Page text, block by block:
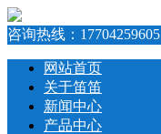
咨询热线： 17704259605
网站首页
关于笛笛
新闻中心
产品中心